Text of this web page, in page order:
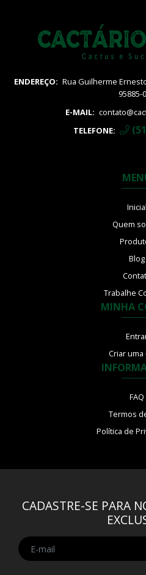
ENDEREÇO: Rua Guilherme
95885-
E-MAIL:
TELEFONE:
Inicial
Quem
Blog
Trabalhe
MINHA
Criar uma
FAQ
Termos
Política de
CADASTRE-SE PARA